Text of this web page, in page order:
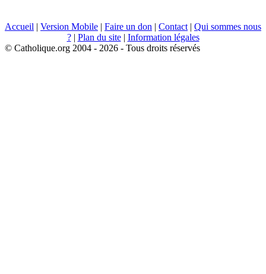
Accueil | Version Mobile | Faire un don | Contact | Qui sommes nous
?| Plan du site| Information légales
© Catholique.org 2004 - 2026 - Tous droits réservés